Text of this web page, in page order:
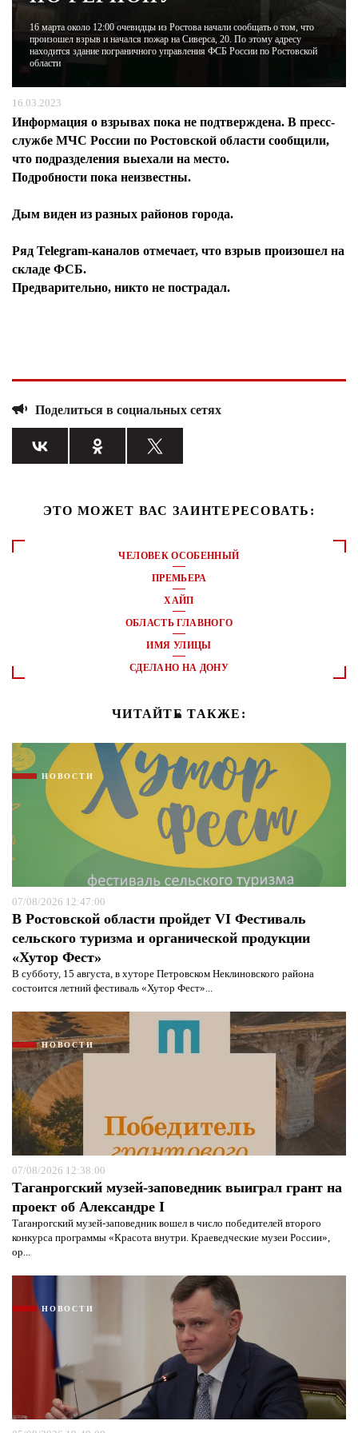
ЖУРНАЛ
16 марта около 12:00 очевидцы из Ростова начали сообщать о том, что
произошел взрыв и начался пожар на Сиверса, 20. По этому адресу
находится здание пограничного управления ФСБ России по Ростовской
области
16.03.2023
Информация о взрывах пока не подтверждена. В пресс-
службе МЧС России по Ростовской области сообщили,
что подразделения выехали на место.
Подробности пока неизвестны.
Дым виден из разных районов города.
Ряд Telegram-каналов отмечает, что взрыв произошел на
складе ФСБ.
Предварительно, никто не пострадал.
Поделиться в социальных сетях
ЭТО МОЖЕТ ВАС ЗАИНТЕРЕСОВАТЬ:
ЧЕЛОВЕК ОСОБЕННЫЙ
ПРЕМЬЕРА
ХАЙП
ОБЛАСТЬ ГЛАВНОГО
ИМЯ УЛИЦЫ
СДЕЛАНО НА ДОНУ
ЧИТАЙТЕ ТАКЖЕ:
НОВОСТИ
07/08/2026 12:47:00
В Ростовской области пройдет VI Фестиваль
сельского туризма и органической продукции
«Хутор Фест»
В субботу, 15 августа, в хуторе Петровском Неклиновского района
состоится летний фестиваль «Хутор Фест»...
НОВОСТИ
07/08/2026 12:38:00
Таганрогский музей-заповедник выиграл грант на
проект об Александре I
Таганрогский музей-заповедник вошел в число победителей второго
конкурса программы «Красота внутри. Краеведческие музеи России»,
ор...
НОВОСТИ